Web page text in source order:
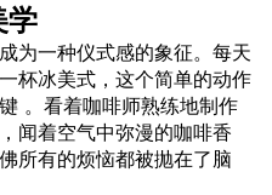
学
为一种仪式感的象征。每天
杯冰美式，这个简单的动作
。看着咖啡师熟练地制作
闻着空气中弥漫的咖啡香
所有的烦恼都被抛在了脑